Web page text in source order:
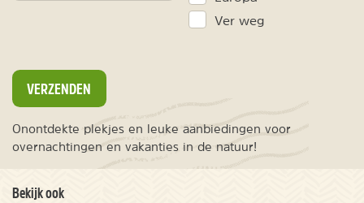
Ver weg
VERZENDEN
Onontdekte plekjes en leuke aanbiedingen voor
overnachtingen en vakanties in de natuur!
Bekijk ook